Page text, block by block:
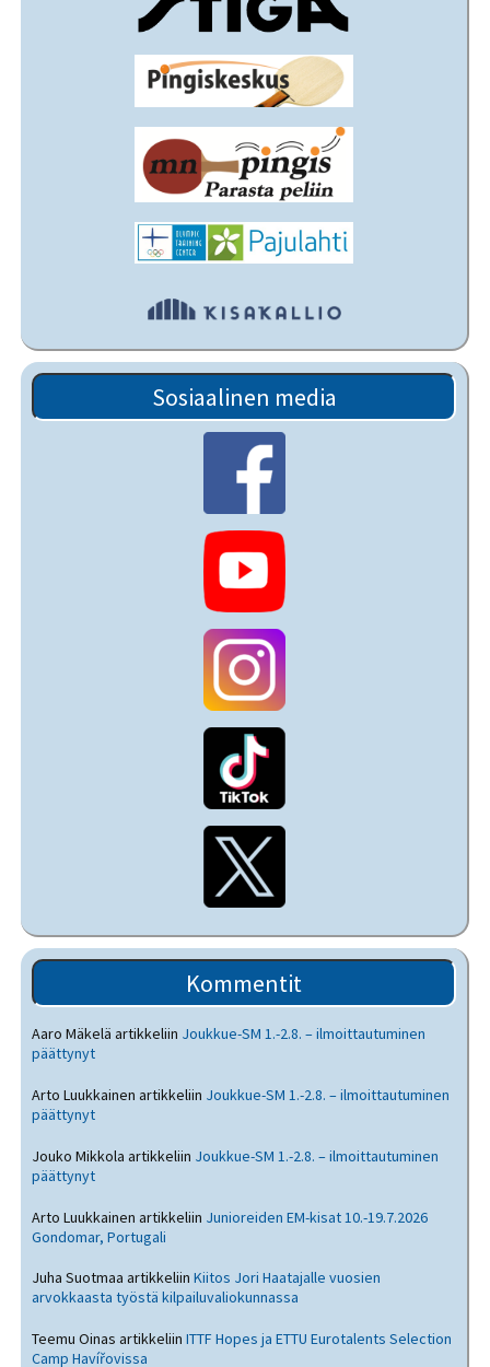
Sosiaalinen media
Kommentit
Aaro Mäkelä artikkeliin Joukkue-SM 1.-2.8. – ilmoittautuminen
päättynyt
Arto Luukkainen artikkeliin Joukkue-SM 1.-2.8. – ilmoittautuminen
päättynyt
Jouko Mikkola artikkeliin Joukkue-SM 1.-2.8. – ilmoittautuminen
päättynyt
Arto Luukkainen artikkeliin Junioreiden EM-kisat 10.-19.7.2026
Gondomar, Portugali
Juha Suotmaa artikkeliinKiitos Jori Haatajalle vuosien
arvokkaasta työstä kilpailuvaliokunnassa
Teemu Oinas artikkeliinITTF Hopes ja ETTU Eurotalents Selection
Camp Havířovissa